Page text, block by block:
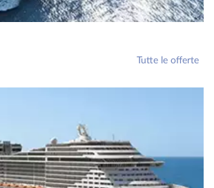
Tutte le offerte